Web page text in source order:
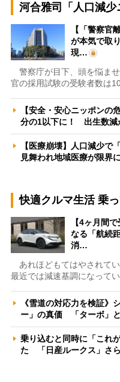
河合雅司「人口減少
【「警察官
が本気で取
現…
警察庁が目下、頭を悩ま
官の採用試験の受験者数は
【安全・安心ニッポンの
分の1以下に！ 出生数
【医療崩壊】人口減少で
見舞われ地域医療が限
快適クルマ生活 乗
【4ヶ月間
なる「航続
消…
あれほどもてはやされてい
最近では減速基調になって
《雪道の対応力を検証》
ー」の真価 「ターボ」
乗り込むと同時に「これ
た 「日産ルークス」さ